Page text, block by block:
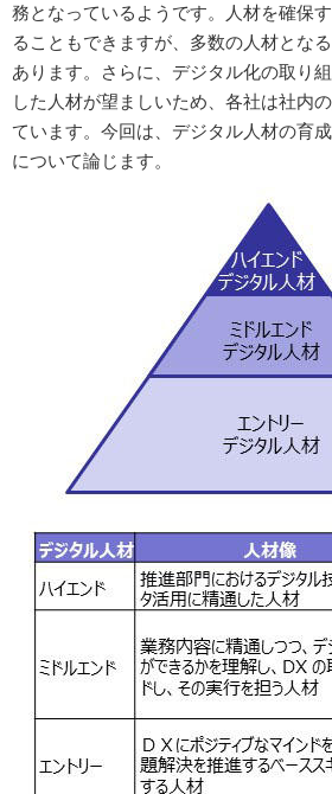
務となっているようです。人材を確保
ることもできますが、多数の人材とな
あります。さらに、デジタル化の取り
した人材が望ましいため、各社は社内
ています。今回は、デジタル人材の育
について論じます。